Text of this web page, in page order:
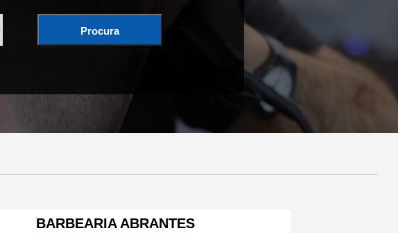
Procura
BARBEARIA ABRANTES